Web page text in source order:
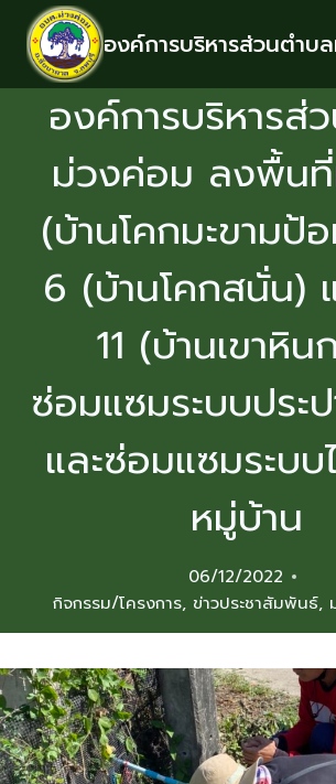
องค์การบริหารส่วนตำบ
องค์การบริหารส่
ม่วงค่อม ลงพื้น
(บ้านโคกมะขามป้
6 (บ้านโคกสนั่น)
11 (บ้านเขาหิ
ซ่อมแซมระบบประ
และซ่อมแซมระบบ
หมู่บ้าน
06/12/2022
กิจกรรม/โครงการ, ข่าวประชาสัมพันธ์,